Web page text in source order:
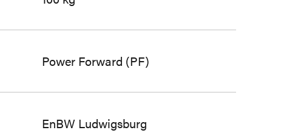
Power Forward (PF)
EnBW Ludwigsburg